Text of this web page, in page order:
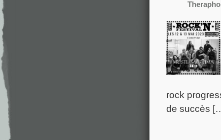
rock
de succès